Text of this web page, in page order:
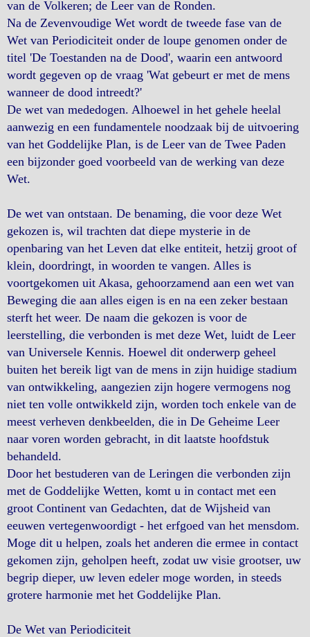
van de Volkeren; de Leer van de Ronden.
Na de Zevenvoudige Wet wordt de tweede fase van de
Wet van Periodiciteit onder de loupe genomen onder de
titel 'De Toestanden na de Dood', waarin een antwoord
wordt gegeven op de vraag 'Wat gebeurt er met de mens
wanneer de dood intreedt?'
De wet van mededogen. Alhoewel in het gehele heelal
aanwezig en een fundamentele noodzaak bij de uitvoering
van het Goddelijke Plan, is de Leer van de Twee Paden
een bijzonder goed voorbeeld van de werking van deze
Wet.
De wet van ontstaan. De benaming, die voor deze Wet
gekozen is, wil trachten dat diepe mysterie in de
openbaring van het Leven dat elke entiteit, hetzij groot of
klein, doordringt, in woorden te vangen. Alles is
voortgekomen uit Akasa, gehoorzamend aan een wet van
Beweging die aan alles eigen is en na een zeker bestaan
sterft het weer. De naam die gekozen is voor de
leerstelling, die verbonden is met deze Wet, luidt de Leer
van Universele Kennis. Hoewel dit onderwerp geheel
buiten het bereik ligt van de mens in zijn huidige stadium
van ontwikkeling, aangezien zijn hogere vermogens nog
niet ten volle ontwikkeld zijn, worden toch enkele van de
meest verheven denkbeelden, die in De Geheime Leer
naar voren worden gebracht, in dit laatste hoofdstuk
behandeld.
Door het bestuderen van de Leringen die verbonden zijn
met de Goddelijke Wetten, komt u in contact met een
groot Continent van Gedachten, dat de Wijsheid van
eeuwen vertegenwoordigt - het erfgoed van het mensdom.
Moge dit u helpen, zoals het anderen die ermee in contact
gekomen zijn, geholpen heeft, zodat uw visie grootser, uw
begrip dieper, uw leven edeler moge worden, in steeds
grotere harmonie met het Goddelijke Plan.
De Wet van Periodiciteit